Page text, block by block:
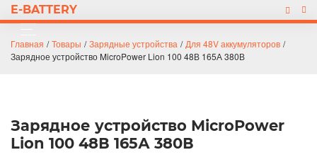
E-BATTERY
Главная / Товары / Зарядные устройства / Для 48V аккумуляторов /
Зарядное устройство MicroPower Lion 100 48В 165А 380В
Зарядное устройство MicroPower
Lion 100 48В 165А 380В